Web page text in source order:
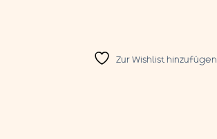
Zur Wishlist hinzufügen